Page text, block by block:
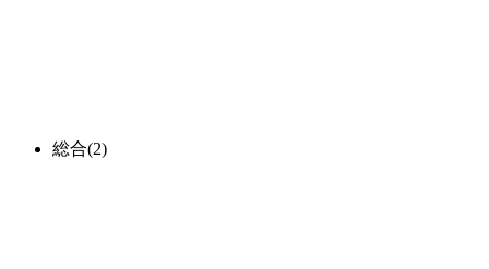
総合(2)